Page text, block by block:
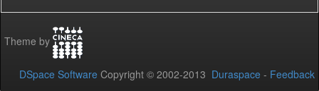
Theme by
DSpace Software Copyright © 2002-2013 Duraspace - Feedback